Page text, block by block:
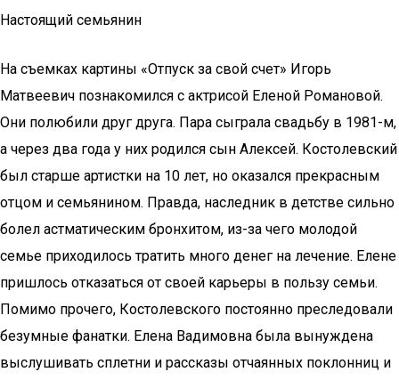
Настоящий семьянин
На съемках картины «Отпуск за свой счет» Игорь
Матвеевич познакомился с актрисой Еленой Романовой.
Они полюбили друг друга. Пара сыграла свадьбу в 1981-м,
а через два года у них родился сын Алексей. Костолевский
был старше артистки на 10 лет, но оказался прекрасным
отцом и семьянином. Правда, наследник в детстве сильно
болел астматическим бронхитом, из-за чего молодой
семье приходилось тратить много денег на лечение. Елене
пришлось отказаться от своей карьеры в пользу семьи.
Помимо прочего, Костолевского постоянно преследовали
безумные фанатки. Елена Вадимовна была вынуждена
выслушивать сплетни и рассказы отчаянных поклонниц и